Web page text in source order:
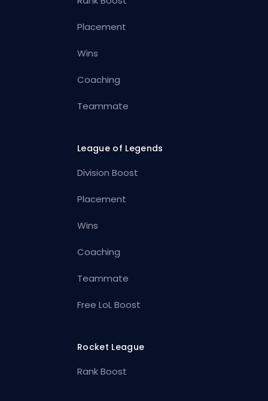
Placement
Wins
Coaching
Teammate
League of Legends
Division Boost
Placement
Wins
Coaching
Teammate
Free LoL Boost
Rocket League
Rank Boost